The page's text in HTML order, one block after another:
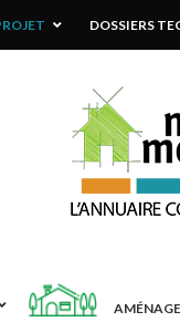
DOSSIERS